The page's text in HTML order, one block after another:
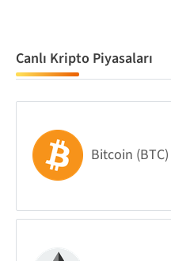
Canlı Kripto Piyasaları
Bitcoin (BTC)